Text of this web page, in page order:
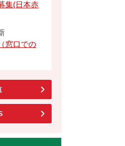
集(日本赤
窓口での